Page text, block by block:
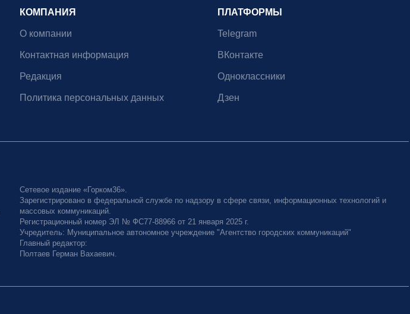
КОМПАНИЯ
О компании
Контактная информация
Редакция
Политика персональных данных
ПЛАТФОРМЫ
Telegram
ВКонтакте
Одноклассники
Дзен
Сетевое издание «Горком36».
Зарегистрировано в федеральной службе по надзору в сфере связи, информационных технологий и
массовых коммуникаций.
Регистрационный номер ЭЛ № ФС77-88966 от 21 января 2025 г.
Учредитель: Муниципальное автономное учреждение "Агентство городских коммуникаций"
Главный редактор:
Полтаев Герман Вахаевич.